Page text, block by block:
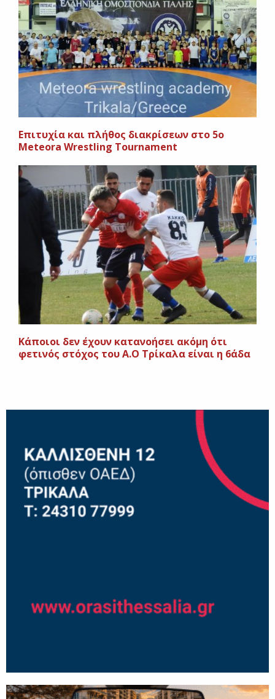
Επιτυχία και πλήθος διακρίσεων στο 5ο
Meteora Wrestling Tournament
Κάποιοι δεν έχουν κατανοήσει ακόμη ότι
φετινός στόχος του Α.Ο Τρίκαλα είναι η 6άδα